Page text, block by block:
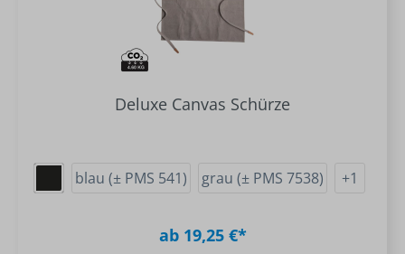
Deluxe Canvas Schürze
blau (± PMS 541) grau (± PMS 7538) +1
ab 19,25 €*